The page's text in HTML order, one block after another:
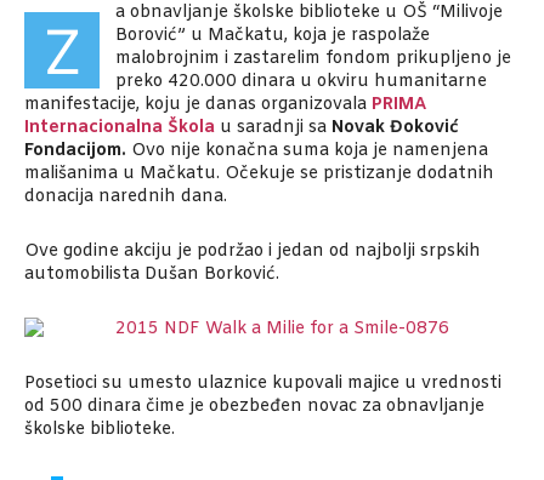
Z
a obnavljanje školske biblioteke u OŠ “Milivoje
Borović” u Mačkatu, koja je raspolaže
malobrojnim i zastarelim fondom prikupljeno je
preko 420.000 dinara u okviru humanitarne
manifestacije, koju je danas organizovala PRIMA
Internacionalna Škola u saradnji sa Novak Đoković
Fondacijom. Ovo nije konačna suma koja je namenjena
mališanima u Mačkatu. Očekuje se pristizanje dodatnih
donacija narednih dana.
Ove godine akciju je podržao i jedan od najbolji srpskih
automobilista Dušan Borković.
Posetioci su umesto ulaznice kupovali majice u vrednosti
od 500 dinara čime je obezbeđen novac za obnavljanje
školske biblioteke.